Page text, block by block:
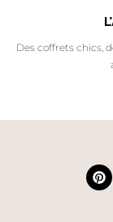
Des coffrets chics,